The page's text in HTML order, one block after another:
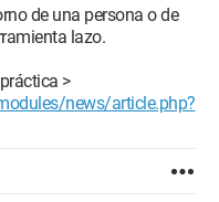
de una persona o de
lazo.
>
news/article.php?